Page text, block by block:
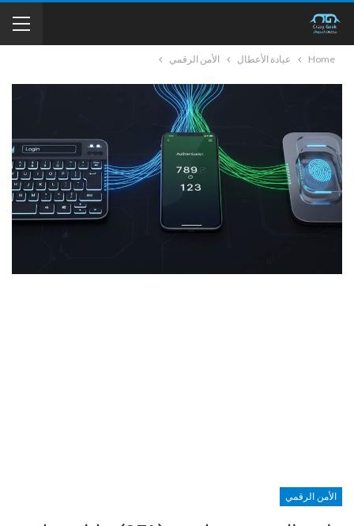
Home عيادة الأعطال الأمن الرقمي
الأمن الرقمي